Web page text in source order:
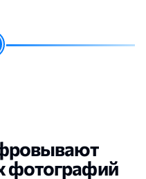
фотографий